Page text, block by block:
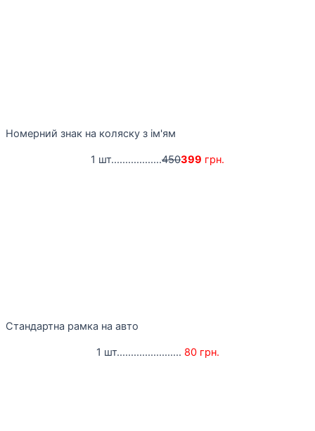
Номерний знак на коляску з ім'ям
1 шт..................450399 грн.
Стандартна рамка на авто
1 шт....................... 80 грн.